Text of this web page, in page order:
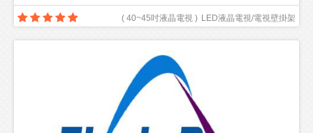
LED液晶電視/電視壁掛架
( 40~45吋液晶電視 )